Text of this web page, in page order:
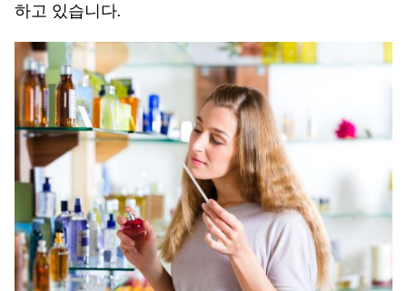
하고 있습니다.